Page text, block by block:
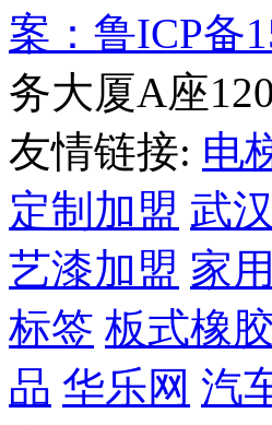
案：鲁ICP备
务大厦A座
友情链接: 电
定制加盟 武
艺漆加盟 家
标签 板式橡
品 华乐网 汽